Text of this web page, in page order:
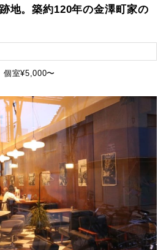
地。築約120年の金澤町家の
個室¥5,000〜